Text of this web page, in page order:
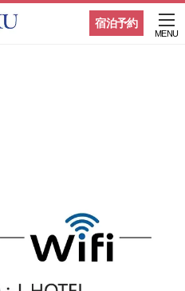
宿泊予約
MENU